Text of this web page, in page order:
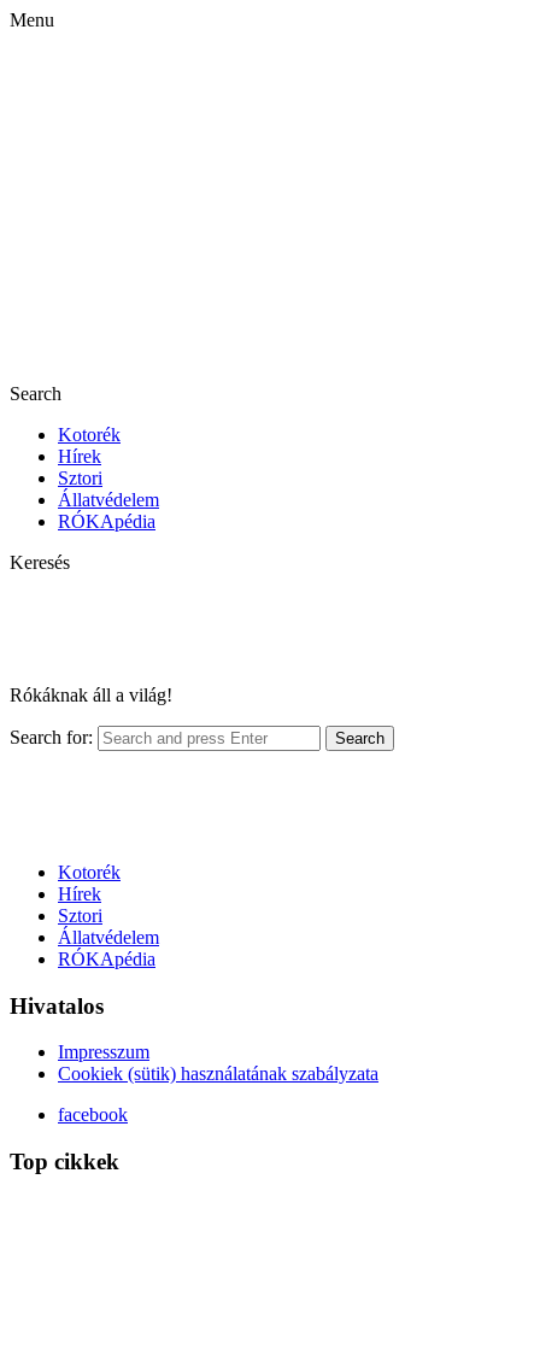
Menu
Search
Kotorék
Hírek
Sztori
Állatvédelem
RÓKApédia
Keresés
Rókáknak áll a világ!
Search for: Search
Kotorék
Hírek
Sztori
Állatvédelem
RÓKApédia
Hivatalos
Impresszum
Cookiek (sütik) használatának szabályzata
facebook
Top cikkek